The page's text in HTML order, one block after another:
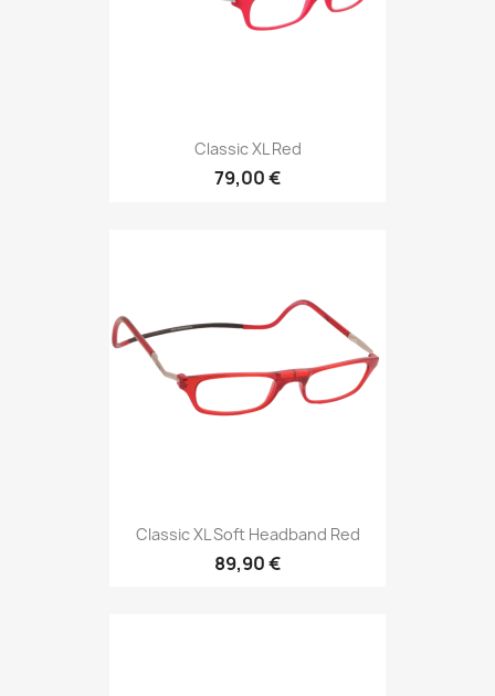
Classic XL Red
79,00 €
Classic XL Soft Headband Red
89,90 €